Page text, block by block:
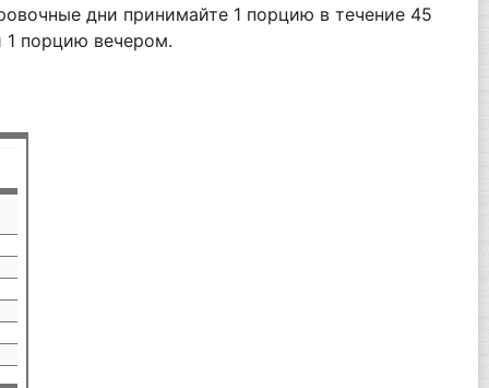
дни принимайте 1 порцию в течение 45
порцию вечером.